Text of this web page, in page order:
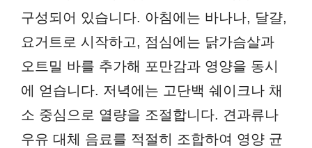
구성되어 있습니다. 아침에는 바나나, 달걀,
요거트로 시작하고, 점심에는 닭가슴살과
오트밀 바를 추가해 포만감과 영양을 동시
에 얻습니다. 저녁에는 고단백 쉐이크나 채
소 중심으로 열량을 조절합니다. 견과류나
우유 대체 음료를 적절히 조합하여 영양 균